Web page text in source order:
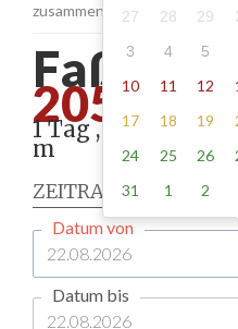
zusammen.
Faßberg
205.00
1 Tag , Stellung
m
ZEITRAUM
Datum von
Datum bis
27 28 29
3
4 5
10
11 12
17
18 19
24
25 26
31
1 2